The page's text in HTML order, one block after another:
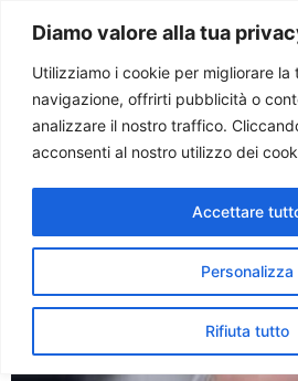
Diamo valore alla tua
Utilizziamo i cookie per migliorare la
navigazione, offrirti pubblicità o
analizzare il nostro traffico.
acconsenti al nostro utilizzo dei
Personalizza
Rifiuta tutto
Accettare
Paolo
Tag:
36 anni fa
Giovanni Paolo
Papa della